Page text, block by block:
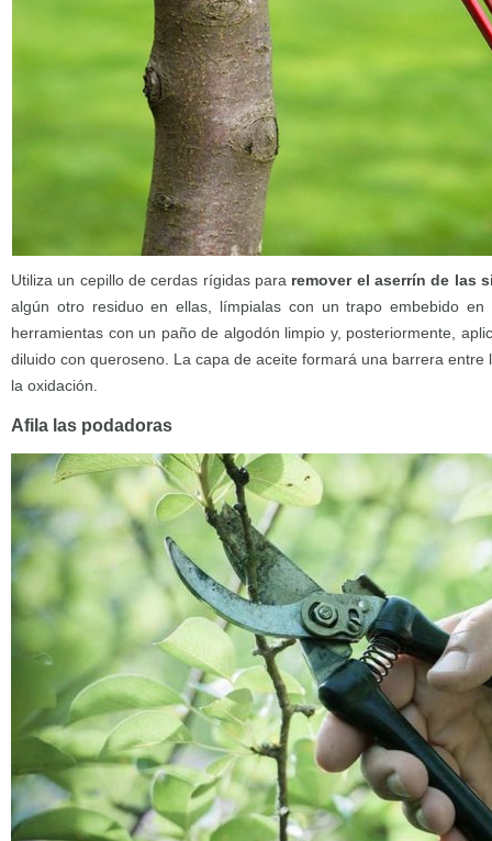
Utiliza un cepillo de cerdas rígidas para remover el aserrín de las
algún otro residuo en ellas, límpialas con un trapo embebido en
herramientas con un paño de algodón limpio y, posteriormente,
diluido con queroseno. La capa de aceite formará una barrera entre
la oxidación.
Afila las podadoras